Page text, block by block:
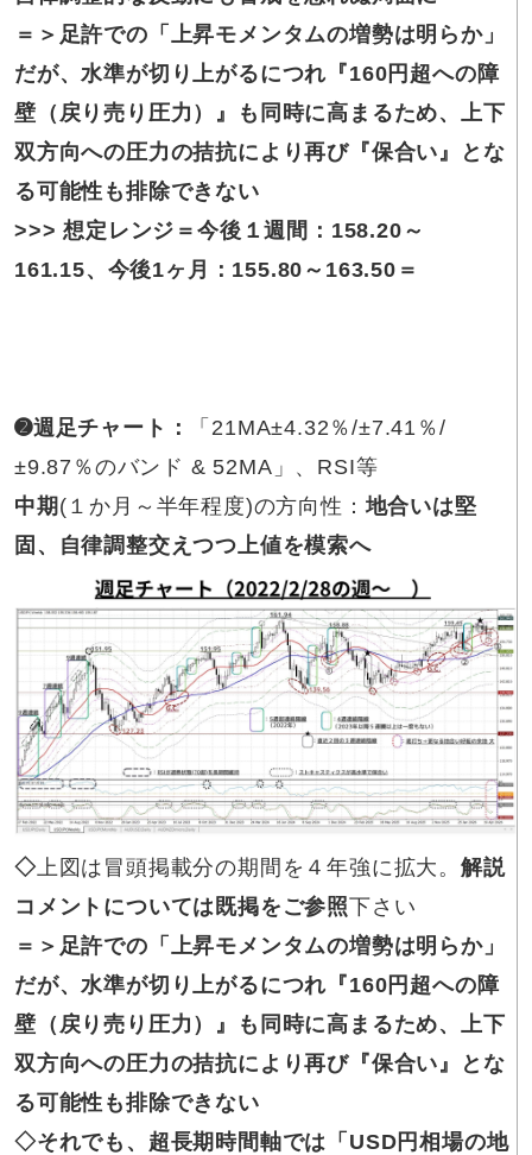
＝＞足許での 「上昇モメンタムの増勢は明らか」
だが、水準が切り上がるにつれ『160円超への障
壁（戻り売り圧力）』も同時に高まるため、上下
双方向への圧力の拮抗により再び『保合い』とな
る可能性も排除できない
>>>想定レンジ＝今後 １週間 ： 158.20～
161.15、 今後1ヶ月： 155.80～163.50 ＝
➋週足チャート ：
「21MA±4.32％/±7.41％/
±9.87％のバンド & 52MA」、RSI等
中期 (１か月～半年程度)の方向性：地合いは堅
固、自律調整交えつつ上値を模索へ
◇ 上図は冒頭掲載分の期間を４年強に拡大。解説
コメントについては既掲をご参照下さい
＝＞足許での 「上昇モメンタムの増勢は明らか」
だが、水準が切り上がるにつれ『160円超への障
壁（戻り売り圧力）』も同時に高まるため、上下
双方向への圧力の拮抗により再び『保合い』とな
る可能性も排除できない
◇それでも 、超長期時間軸では「USD円相場の地